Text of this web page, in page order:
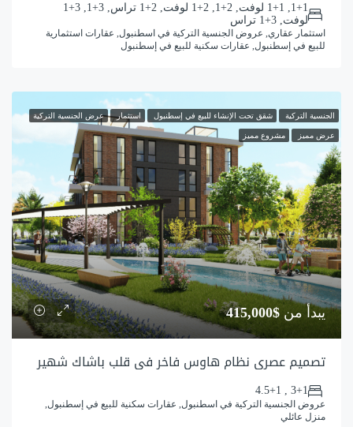
1+1, 1+1 لوفت, 2+1, 2+1 لوفت, 2+1 تراس, 3+1, 3+1
لوفت, 3+1 تراس
استثمار عقاري, عروض الجنسية التركية في اسطنبول, عقارات استثمارية
للبيع في إسطنبول, عقارات سكنية للبيع في إسطنبول
الجنسية التركية شقق تحت الإنشاء للبيع في إسطنبول استثمار عرض الجنسية التركية
عرض مميز مشروع مميز
يبدأ من $415,000
تصميم عصري نظام هاوس فاخر في قلب باشاك شهير
3+1 , 4.5+1
عروض الجنسية التركية في اسطنبول, عقارات سكنية للبيع في إسطنبول,
منزل عائلي